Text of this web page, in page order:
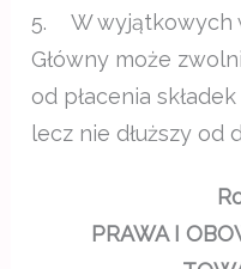
5. W wyjątkowych
Główny może
od płacenia
lecz nie dłuższy od
PRAWA I